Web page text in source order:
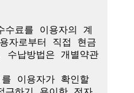
료를 이용자의 계
자로부터 직접 현금
납방법은 개별약관
이용자가 확인할